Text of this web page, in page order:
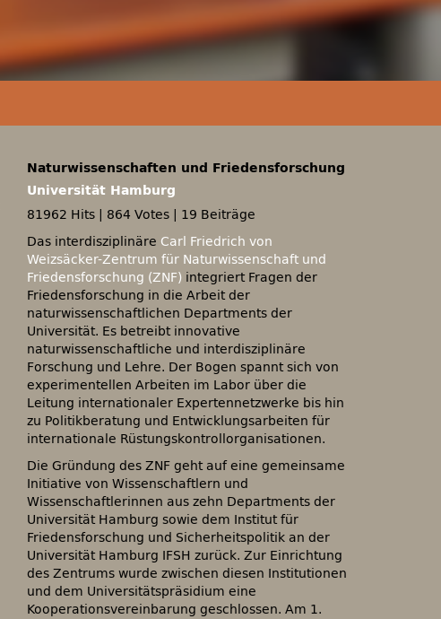
Naturwissenschaften und Friedensforschung
Universität Hamburg
81962 Hits
864 Votes
19 Beiträge
Das interdisziplinäre Carl Friedrich von
Weizsäcker-Zentrum für Naturwissenschaft und
Friedensforschung (ZNF) integriert Fragen der
Friedensforschung in die Arbeit der
naturwissenschaftlichen Departments der
Universität. Es betreibt innovative
naturwissenschaftliche und interdisziplinäre
Forschung und Lehre. Der Bogen spannt sich von
experimentellen Arbeiten im Labor über die
Leitung internationaler Expertennetzwerke bis hin
zu Politikberatung und Entwicklungsarbeiten für
internationale Rüstungskontrollorganisationen.
Die Gründung des ZNF geht auf eine gemeinsame
Initiative von Wissenschaftlern und
Wissenschaftlerinnen aus zehn Departments der
Universität Hamburg sowie dem Institut für
Friedensforschung und Sicherheitspolitik an der
Universität Hamburg IFSH zurück. Zur Einrichtung
des Zentrums wurde zwischen diesen Institutionen
und dem Universitätspräsidium eine
Kooperationsvereinbarung geschlossen. Am 1.